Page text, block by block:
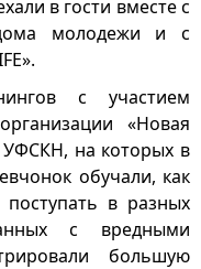
в гости вместе с
молодежи и с
с участием
«Новая
УФСКН, на которых в
обучали, как
поступать в разных
с вредными
большую